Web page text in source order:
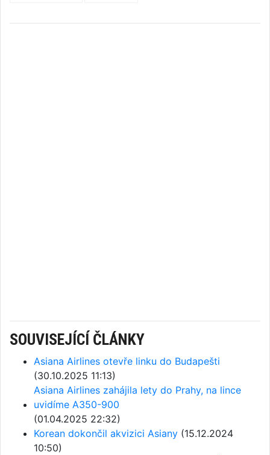
SOUVISEJÍCÍ ČLÁNKY
Asiana Airlines otevře linku do Budapešti
(30.10.2025 11:13)
Asiana Airlines zahájila lety do Prahy, na lince
uvidíme A350-900
(01.04.2025 22:32)
Korean dokončil akvizici Asiany (15.12.2024
10:50)